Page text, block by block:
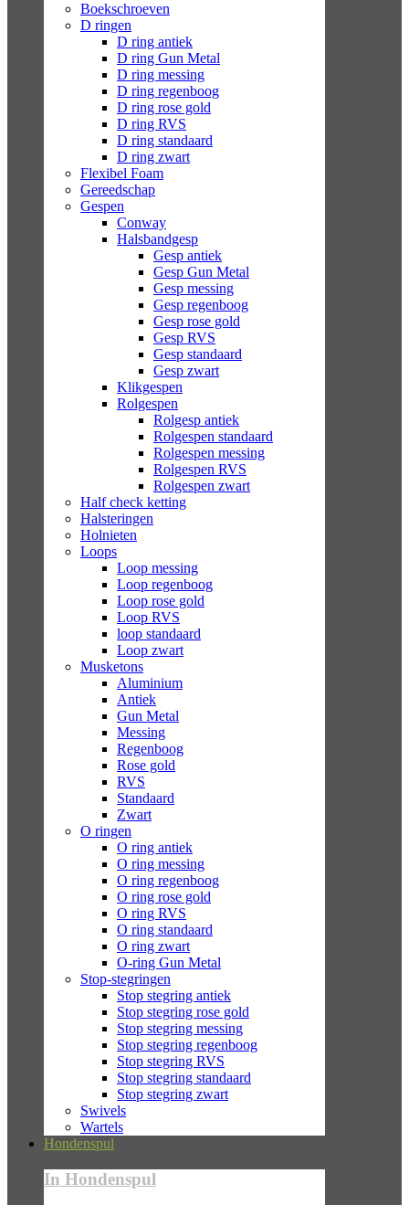
Boekschroeven
D ringen
D ring antiek
D ring Gun Metal
D ring messing
D ring regenboog
D ring rose gold
D ring RVS
D ring standaard
D ring zwart
Flexibel Foam
Gereedschap
Gespen
Conway
Halsbandgesp
Gesp antiek
Gesp Gun Metal
Gesp messing
Gesp regenboog
Gesp rose gold
Gesp RVS
Gesp standaard
Gesp zwart
Klikgespen
Rolgespen
Rolgesp antiek
Rolgespen standaard
Rolgespen messing
Rolgespen RVS
Rolgespen zwart
Half check ketting
Halsteringen
Holnieten
Loops
Loop messing
Loop regenboog
Loop rose gold
Loop RVS
loop standaard
Loop zwart
Musketons
Aluminium
Antiek
Gun Metal
Messing
Regenboog
Rose gold
RVS
Standaard
Zwart
O ringen
O ring antiek
O ring messing
O ring regenboog
O ring rose gold
O ring RVS
O ring standaard
O ring zwart
O-ring Gun Metal
Stop-stegringen
Stop stegring antiek
Stop stegring rose gold
Stop stegring messing
Stop stegring regenboog
Stop stegring RVS
Stop stegring standaard
Stop stegring zwart
Swivels
Wartels
Hondenspul
In Hondenspul